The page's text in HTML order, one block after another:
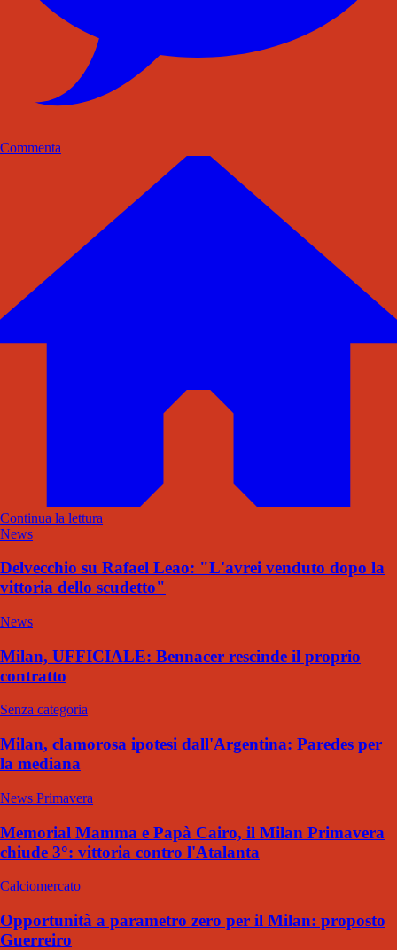
Commenta
Continua la lettura
News
Delvecchio su Rafael Leao: "L'avrei venduto dopo la
vittoria dello scudetto"
News
Milan, UFFICIALE: Bennacer rescinde il proprio
contratto
Senza categoria
Milan, clamorosa ipotesi dall'Argentina: Paredes per
la mediana
News Primavera
Memorial Mamma e Papà Cairo, il Milan Primavera
chiude 3°: vittoria contro l'Atalanta
Calciomercato
Opportunità a parametro zero per il Milan: proposto
Guerreiro